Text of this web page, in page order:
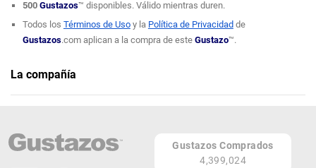
500 Gustazos™ disponibles. Válido mientras duren.
Todos los Términos de Usoy la Política de Privacidadde
Gustazos.com aplican a la compra de este Gustazo™.
La compañía
Página Web
Gustazos Comprados
4,399,024